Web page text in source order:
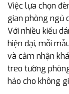
Việc lựa chọn
gian phòng ngủ
Với nhiều kiểu
hiện đại, mỗi
và cảm nhận
treo tường
hảo cho không